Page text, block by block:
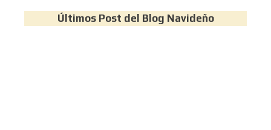
Últimos Post del Blog Navideño